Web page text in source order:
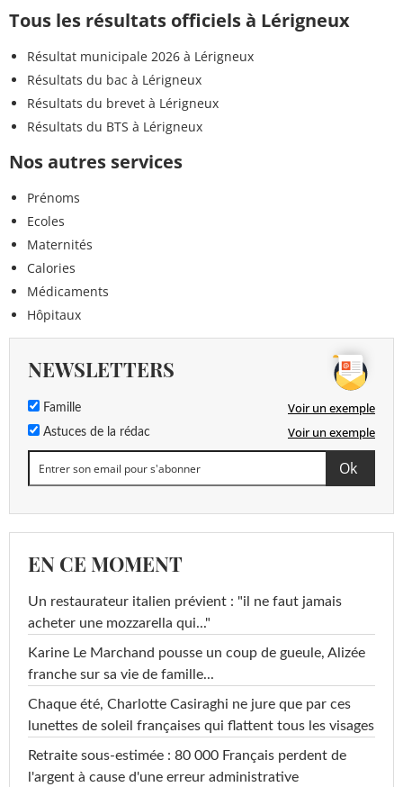
Tous les résultats officiels à Lérigneux
Résultat municipale 2026 à Lérigneux
Résultats du bac à Lérigneux
Résultats du brevet à Lérigneux
Résultats du BTS à Lérigneux
Nos autres services
Prénoms
Ecoles
Maternités
Calories
Médicaments
Hôpitaux
NEWSLETTERS
Famille Voir un exemple
Astuces de la rédac Voir un exemple
EN CE MOMENT
Un restaurateur italien prévient : "il ne faut jamais
acheter une mozzarella qui..."
Karine Le Marchand pousse un coup de gueule, Alizée
franche sur sa vie de famille...
Chaque été, Charlotte Casiraghi ne jure que par ces
lunettes de soleil françaises qui flattent tous les visages
Retraite sous-estimée : 80 000 Français perdent de
l'argent à cause d'une erreur administrative